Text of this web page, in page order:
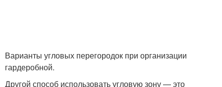
Варианты угловых перегородок при организации
гардеробной.
Другой способ использовать угловую зону — это